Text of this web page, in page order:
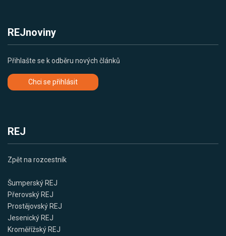
REJnoviny
Přihlašte se k odběru nových článků
Chci se přihlásit
REJ
Zpět na rozcestník
Šumperský REJ
Přerovský REJ
Prostějovský REJ
Jesenický REJ
Kroměřížský REJ